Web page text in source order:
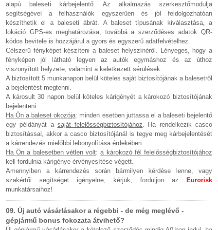
alapú baleseti kárbejelentő. Az alkalmazás szerkesztőmodulja
segítségével a felhasználók egyszerűen és jól feldolgozhatóan
készíthetik el a baleseti ábrát. A baleset típusának kiválasztása, a
lokáció GPS-es meghatározása, továbbá a szerződéses adatok QR-
kódos bevitele is hozzájárul a gyors és egyszerű adatfelvételhez.
Célszerű fényképet készíteni a baleset helyszínéről. Lényeges, hogy a
fényképen jól látható legyen az autók egymáshoz és az úthoz
viszonyított helyzete, valamint a keletkezett sérülések.
A biztosított 5 munkanapon belül köteles saját biztosítójának a balesetről
a bejelentést megtenni.
A károsult 30 napon belül köteles kárigényét a károkozó biztosítójának
bejelenteni.
Ha Ön a baleset okozója: minden esetben juttassa el a baleseti bejelentő
egy példányát a saját felelősségbiztosítójához. Ha rendelkezik casco
biztosítással, akkor a casco biztosítójánál is tegye meg kárbejelentését
a kárrendezés mielőbbi lebonyolítása érdekében.
Ha Ön a balesetben vétlen volt:a károkozó fél felelősségbiztosítójához
kell fordulnia kárigénye érvényesítése végett.
Amennyiben a kárrendezés során bármilyen kérdése lenne, vagy
szakértői segítséget igényelne, kérjük, forduljon az
Eurorisk
munkatársaihoz!
09. Új autó vásárlásakor a régebbi - de még meglévő -
gépjármű bonus fokozata átvihető?